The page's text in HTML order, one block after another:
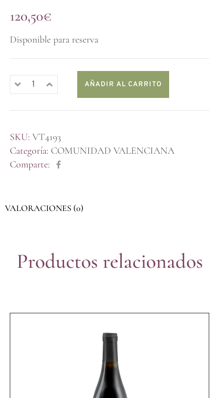
120,50€
Disponible para reserva
AÑADIR AL CARRITO
SKU: VT4193
Categoría: COMUNIDAD VALENCIANA
Comparte:
VALORACIONES (0)
Productos relacionados